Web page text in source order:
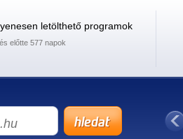
letölthető programok
előtte 577 napok